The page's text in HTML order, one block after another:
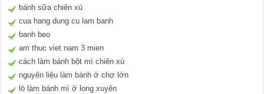
bánh sữa chiên xù
cua hang dung cu lam banh
banh beo
am thuc viet nam 3 mien
cách làm bánh bột mì chiên xù
nguyên liệu làm bánh ở chợ lớn
lò làm bánh mì ở long xuyên